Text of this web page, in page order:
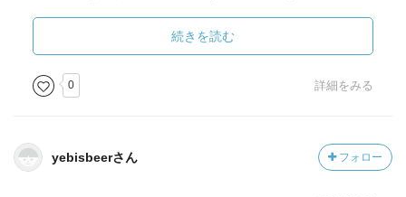
どの近代国家化に向けた手続きを、式年遷宮に合わせて行
うことで、国威発揚を図るとともに、欧米諸国に対して日
本国の国体の正当性をアピールした（本書では、この筋書
きを練ったのは伊藤博文であり、これにより政敵である大
これらは、日本ではとてもデリケートなテーマであり、表
だって研究・発表する歴史学者はほとんどいないことは容
続きを読む
0 詳細をみる
yebisbeerさん フォロー